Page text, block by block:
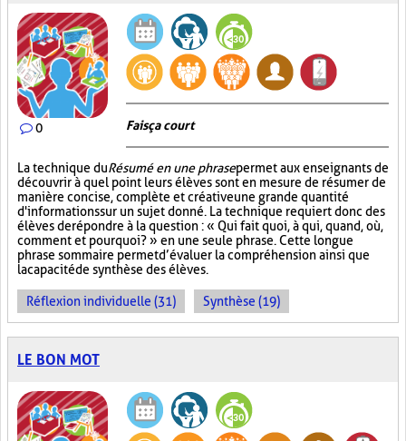
0 Fais ça court
La technique duRésumé en une phrasepermet aux enseignants de
découvrir à quel point leurs élèves sont en mesure de résumer de
manière concise, complète et créative une grande quantité
d'informations sur un sujet donné. La technique requiert donc des
élèves de répondre à la question : « Qui fait quoi, à qui, quand, où,
comment et pourquoi? » en une seule phrase. Cette longue
phrase sommaire permet d’évaluer la compréhension ainsi que
la capacité de synthèse des élèves.
Réflexion individuelle (31) Synthèse (19)
LE BON MOT